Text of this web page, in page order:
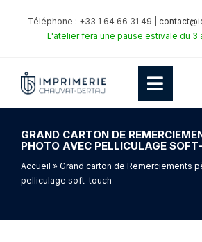
Téléphone : +33 1 64 66 31 49 |
L'atelier fera une pause estivale du 3
GRAND CARTON DE
PHOTO AVEC PELLICULAGE
Accueil » Grand carton de Remerciements
pelliculage soft-touch